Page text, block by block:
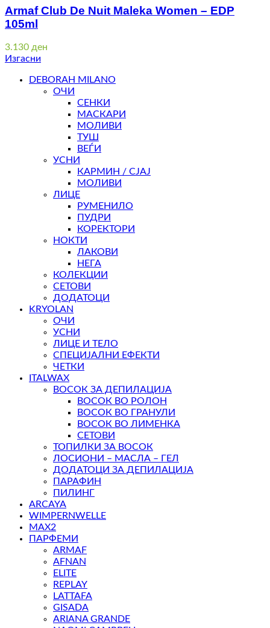
Armaf Club De Nuit Maleka Women – EDP
105ml
3.130 ден
Изгасни
DEBORAH MILANO
ОЧИ
СЕНКИ
МАСКАРИ
МОЛИВИ
ТУШ
ВЕЃИ
УСНИ
КАРМИН / СЈАЈ
МОЛИВИ
ЛИЦЕ
РУМЕНИЛО
ПУДРИ
КОРЕКТОРИ
НОКТИ
ЛАКОВИ
НЕГА
КОЛЕКЦИИ
СЕТОВИ
ДОДАТОЦИ
KRYOLAN
ОЧИ
УСНИ
ЛИЦЕ И ТЕЛО
СПЕЦИЈАЛНИ ЕФЕКТИ
ЧЕТКИ
ITALWAX
ВОСОК ЗА ДЕПИЛАЦИЈА
ВОСОК ВО РОЛОН
ВОСОК ВО ГРАНУЛИ
ВОСОК ВО ЛИМЕНКА
СЕТОВИ
ТОПИЛКИ ЗА ВОСОК
ЛОСИОНИ – МАСЛА – ГЕЛ
ДОДАТОЦИ ЗА ДЕПИЛАЦИЈА
ПАРАФИН
ПИЛИНГ
ARCAYA
WIMPERNWELLE
MAX2
ПАРФЕМИ
ARMAF
AFNAN
ELITE
REPLAY
LATTAFA
GISADA
ARIANA GRANDE